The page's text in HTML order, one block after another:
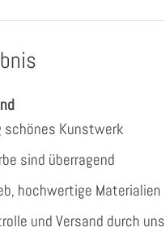
schönes Kunstwerk
sind überragend
hochwertige Materialien
und Versand durch uns